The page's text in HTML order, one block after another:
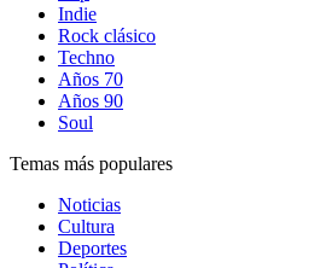
Indie
Rock clásico
Techno
Años 70
Años 90
Soul
Temas más populares
Noticias
Cultura
Deportes